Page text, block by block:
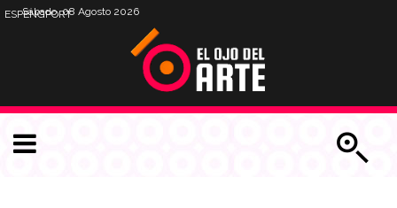
Sábado, 08 Agosto 2026
ESPENGPORT